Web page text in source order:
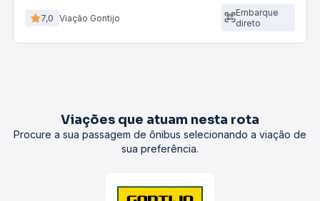
7,0 Viação Gontijo
Embarque
direto
Viações que atuam nesta rota
Procure a sua passagem de ônibus selecionando a viação de
sua preferência.